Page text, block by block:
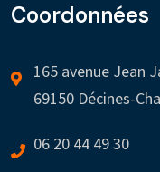
Coordonnées
165 avenue Jean
69150 Décines-
06 20 44 49 30